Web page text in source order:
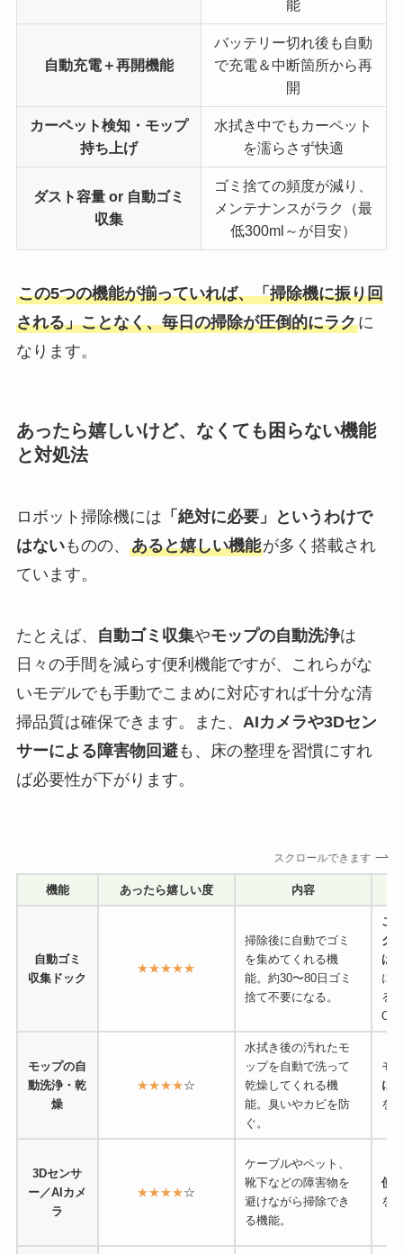
能
自動充電＋再開機能
バッテリー切れ後も自動
で充電＆中断箇所から再
開
カーペット検知・モップ
持ち上げ
水拭き中でもカーペット
を濡らさず快適
ダスト容量 or 自動ゴミ
収集
ゴミ捨ての頻度が減り、
メンテナンスがラク（最
低300ml～が目安）
この5つの機能が揃っていれば、「掃除機に振り回
される」ことなく、毎日の掃除が圧倒的にラクに
なります。
あったら嬉しいけど、なくても困らない機能
と対処法
ロボット掃除機には 「絶対に必要」というわけで
はないものの、 あると嬉しい機能が多く搭載され
ています。
たとえば、 自動ゴミ収集やモップの自動洗浄は
日々の手間を減らす便利機能ですが、これらがな
いモデルでも手動でこまめに対応すれば十分な清
掃品質は確保できます。また、 AIカメラや3Dセン
サーによる障害物回避も、床の整理を習慣にすれ
ば必要性が下がります。
スクロールできます
機能 あったら嬉しい度 内容
自動ゴミ
収集ドック
★★★★★
掃除後に自動でゴミ
を集めてくれる機
能。約30〜80日ゴミ
捨て不要になる。
こ
ク
は
に
る
OK
モップの自
動洗浄・乾
燥
★★★★☆
水拭き後の汚れたモ
ップを自動で洗って
乾燥してくれる機
能。臭いやカビを防
ぐ。
モ
に
を
3Dセンサ
ー／AIカメ
ラ
★★★★☆
ケーブルやペット、
靴下などの障害物を
避けながら掃除でき
る機能。
使
を